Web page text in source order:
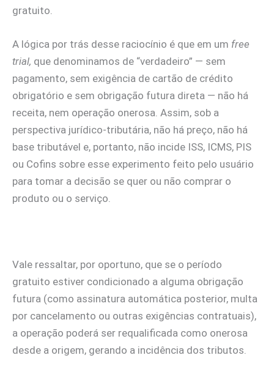
gratuito.
A lógica por trás desse raciocínio é que em um free
trial, que denominamos de “verdadeiro” — sem
pagamento, sem exigência de cartão de crédito
obrigatório e sem obrigação futura direta — não há
receita, nem operação onerosa. Assim, sob a
perspectiva jurídico-tributária, não há preço, não há
base tributável e, portanto, não incide ISS, ICMS, PIS
ou Cofins sobre esse experimento feito pelo usuário
para tomar a decisão se quer ou não comprar o
produto ou o serviço.
Vale ressaltar, por oportuno, que se o período
gratuito estiver condicionado a alguma obrigação
futura (como assinatura automática posterior, multa
por cancelamento ou outras exigências contratuais),
a operação poderá ser requalificada como onerosa
desde a origem, gerando a incidência dos tributos.